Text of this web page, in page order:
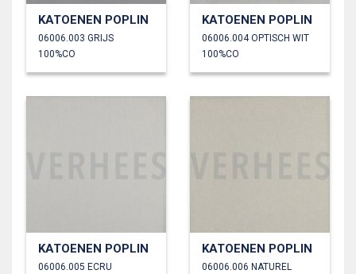
KATOENEN POPLIN
06006.003 GRIJS
100%CO
KATOENEN POPLIN
06006.004 OPTISCH WIT
100%CO
KATOENEN POPLIN
06006.005 ECRU
KATOENEN POPLIN
06006.006 NATUREL